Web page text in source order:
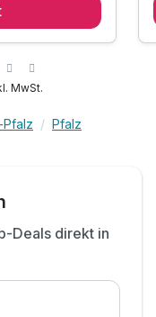
Abendessen
mit Sauna &
MwSt.
Pfalz
Pfalz
Deals direkt in